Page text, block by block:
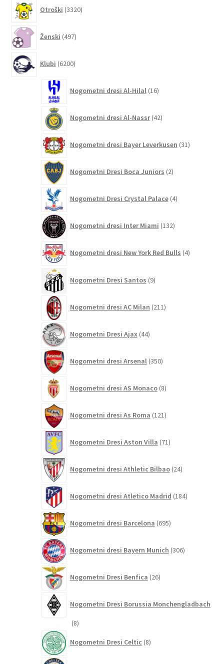
Otroški 3320izdelkov
Ženski 497izdelkov
Klubi 6200izdelkov
Nogometni dresi Al-Hilal 16izdelkov
Nogometni dresi Al-Nassr 42izdelkov
Nogometni dresi Bayer Leverkusen 31izdelkov
Nogometni Dresi Boca Juniors 2izdelka
Nogometni Dresi Crystal Palace 4izdelki
Nogometni dresi Inter Miami 132izdelkov
Nogometni dresi New York Red Bulls 4izdelki
Nogometni Dresi Santos 9izdelkov
Nogometni dresi AC Milan 211izdelkov
Nogometni Dresi Ajax 44izdelkov
Nogometni dresi Arsenal 350izdelkov
Nogometni dresi AS Monaco 8izdelkov
Nogometni dresi As Roma 121izdelkov
Nogometni Dresi Aston Villa 71izdelkov
Nogometni dresi Athletic Bilbao 24izdelkov
Nogometni dresi Atletico Madrid 184izdelkov
Nogometni dresi Barcelona 695izdelkov
Nogometni dresi Bayern Munich 306izdelkov
Nogometni Dresi Benfica 26izdelkov
Nogometni Dresi Borussia Monchengladbach
88
Nogometni Dresi Celtic 8izdelkov